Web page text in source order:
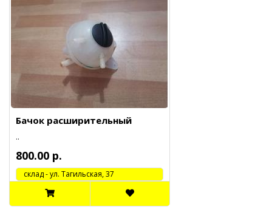
Бачок расширительный
..
800.00 р.
cклад - ул. Тагильская, 37